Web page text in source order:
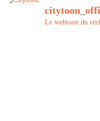
Le webtoon du